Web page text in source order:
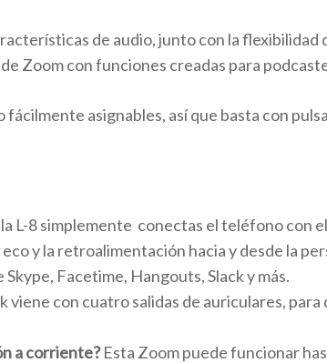
de audio, junto con la flexibilidad
Zoom con funciones creadas para
fácilmente asignables, así que basta con
L-8 simplemente conectas el teléfono con
y la retroalimentación hacia y desde la
Facetime, Hangouts, Slack y más.
viene con cuatro salidas de auriculares,
a corriente?Esta Zoom puede funcionar